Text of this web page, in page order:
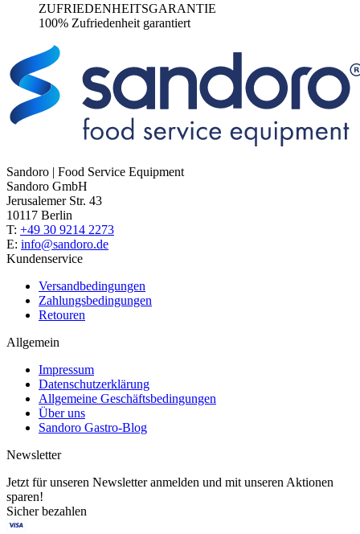
ZUFRIEDENHEITSGARANTIE
100% Zufriedenheit garantiert
Sandoro | Food Service Equipment
Sandoro GmbH
Jerusalemer Str. 43
10117 Berlin
T: +49 30 9214 2273
E: info@sandoro.de
Kundenservice
Versandbedingungen
Zahlungsbedingungen
Retouren
Allgemein
Impressum
Datenschutzerklärung
Allgemeine Geschäftsbedingungen
Über uns
Sandoro Gastro-Blog
Newsletter
Jetzt für unseren Newsletter anmelden und mit unseren Aktionen
sparen!
Sicher bezahlen